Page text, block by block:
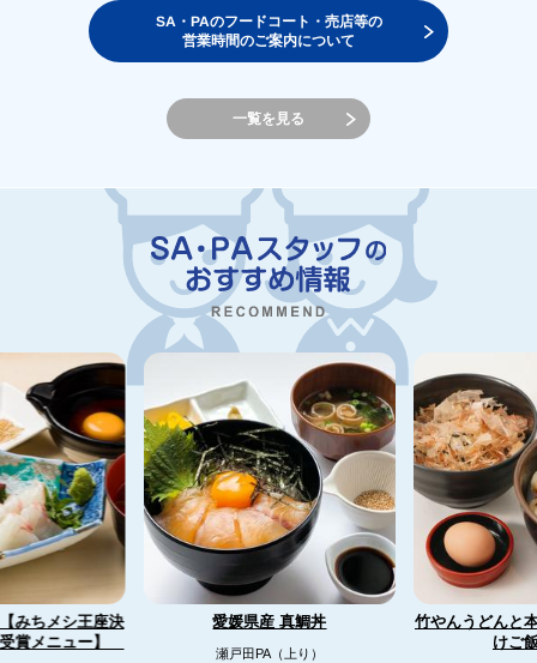
SA・PAのフードコート・売店等の
営業時間のご案内について
一覧を見る
みちメシ王座決
賞メニュー】
愛媛県産 真鯛丼
瀬戸田PA（上り）
竹やんうどんと
けご